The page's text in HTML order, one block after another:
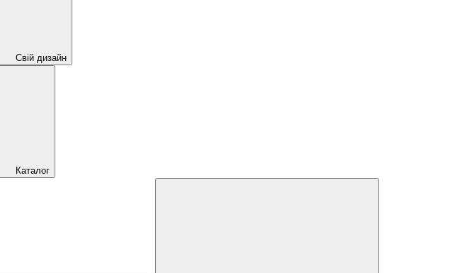
Свій дизайн
Каталог